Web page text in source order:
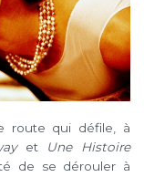
route qui défile, à
et
Une Histoire
de se dérouler à